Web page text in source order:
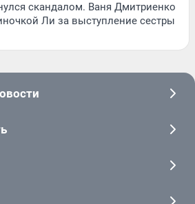
скандалом. Ваня Дмитриенко
Ли за выступление сестры